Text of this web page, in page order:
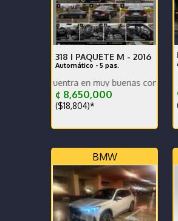
318 I PAQUETE M - 2016
Automático - 5 pas.
en muy buenas condiciones tanto
¢ 8,650,000
($18,804)*
BMW